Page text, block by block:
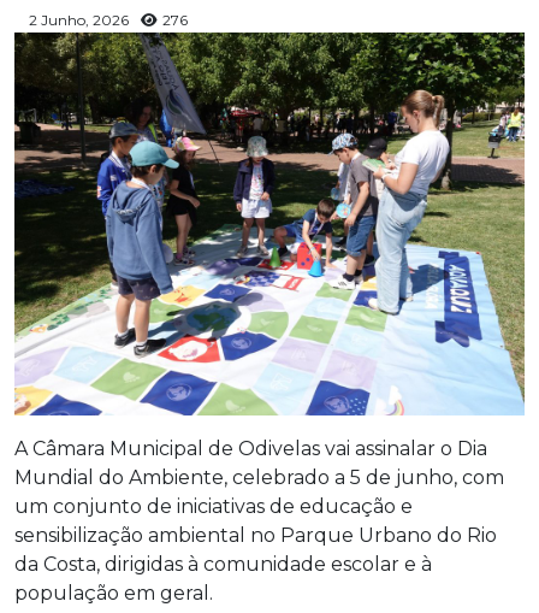
2 Junho, 2026 276
A Câmara Municipal de Odivelas vai assinalar o Dia
Mundial do Ambiente, celebrado a 5 de junho, com
um conjunto de iniciativas de educação e
sensibilização ambiental no Parque Urbano do Rio
da Costa, dirigidas à comunidade escolar e à
população em geral.